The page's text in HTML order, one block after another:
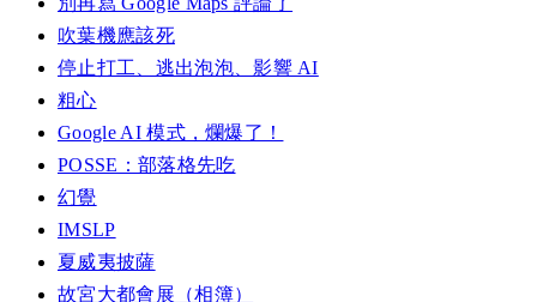
吹葉機應該死
停止打工、逃出泡泡、影響 AI
粗心
Google AI 模式，爛爆了！
POSSE：部落格先吃
幻覺
IMSLP
夏威夷披薩
故宮大都會展（相簿）